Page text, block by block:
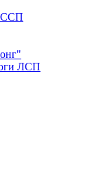
ЛСП